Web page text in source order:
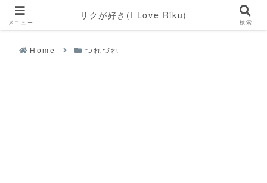
Home つれづれ
メニュー
リクが好き(I Love Riku)
検索